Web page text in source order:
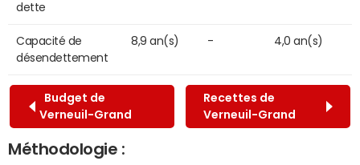
dette
Capacité de
désendettement
8,9 an(s) - 4,0 an(s)
Budget de
Verneuil-Grand
Recettes de
Verneuil-Grand
Méthodologie :